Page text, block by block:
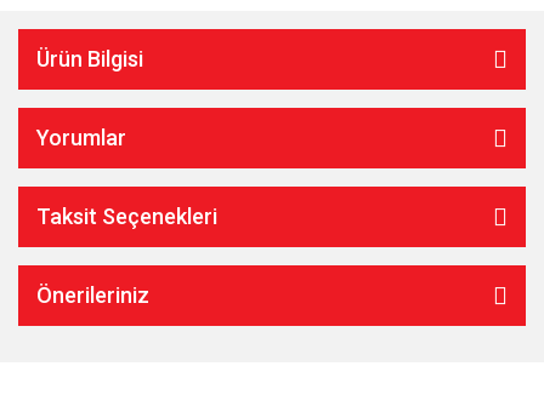
Ürün Bilgisi
Yorumlar
Taksit Seçenekleri
Önerileriniz